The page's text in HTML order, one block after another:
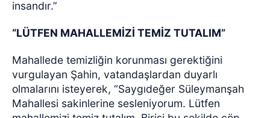
insandır.”
“LÜTFEN MAHALLEMİZİ TEMİZ TUTALIM”
Mahallede temizliğin korunması gerektiğini
vurgulayan Şahin, vatandaşlardan duyarlı
olmalarını isteyerek, “Saygıdeğer Süleymanşah
Mahallesi sakinlerine sesleniyorum. Lütfen